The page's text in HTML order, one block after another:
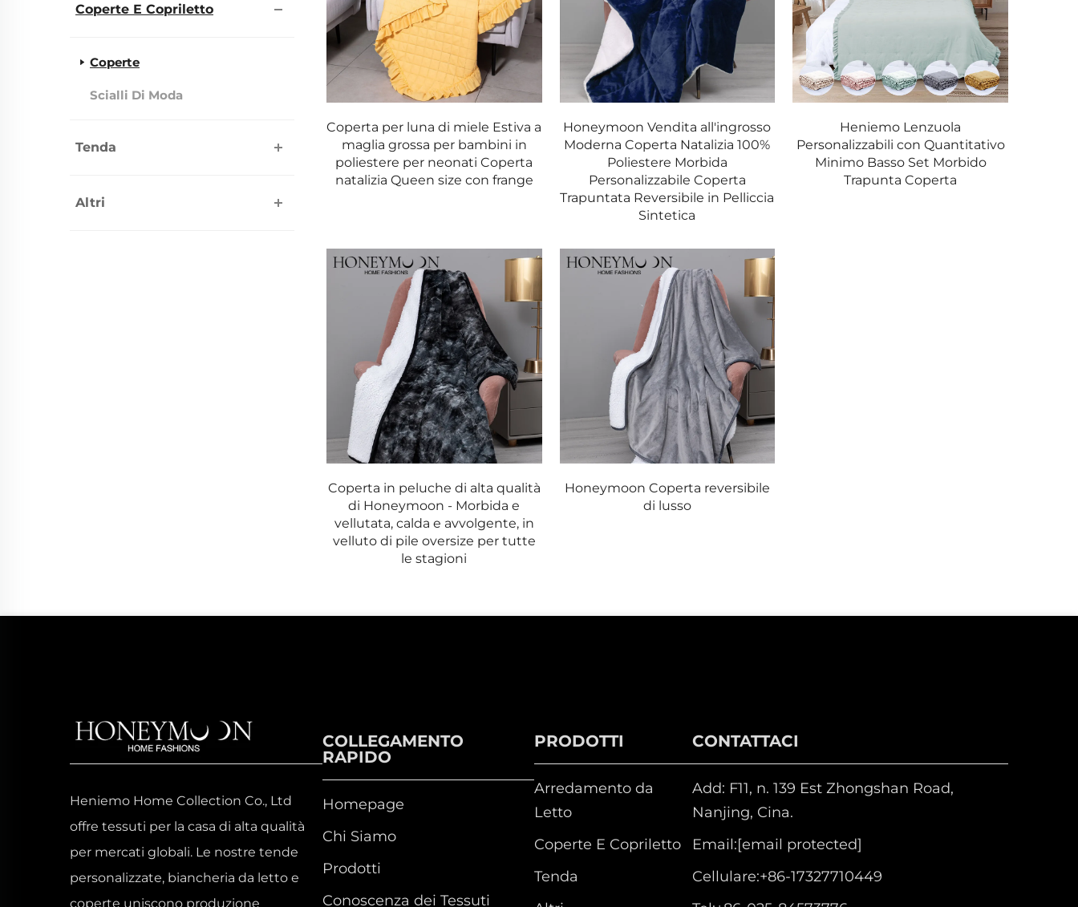
Coperte E Copriletto
Coperte
Scialli Di Moda
Tenda
Altri
Coperta per luna di miele Estiva a
maglia grossa per bambini in
poliestere per neonati Coperta
natalizia Queen size con frange
Honeymoon Vendita all'ingrosso
Moderna Coperta Natalizia 100%
Poliestere Morbida
Personalizzabile Coperta
Trapuntata Reversibile in Pelliccia
Sintetica
Heniemo Lenzuola
Personalizzabili con Quantitativo
Minimo Basso Set Morbido
Trapunta Coperta
Coperta in peluche di alta qualità
di Honeymoon - Morbida e
vellutata, calda e avvolgente, in
velluto di pile oversize per tutte
le stagioni
Honeymoon Coperta reversibile
di lusso
Heniemo Home Collection Co., Ltd
offre tessuti per la casa di alta qualità
per mercati globali. Le nostre tende
personalizzate, biancheria da letto e
coperte uniscono produzione
COLLEGAMENTO
RAPIDO
Homepage
Chi Siamo
Prodotti
Conoscenza dei Tessuti
PRODOTTI
Arredamento da
Letto
Coperte E Copriletto
Tenda
CONTATTACI
Add: F11, n. 139 Est Zhongshan Road,
Nanjing, Cina.
Email:[email protected]
Cellulare:+86-17327710449